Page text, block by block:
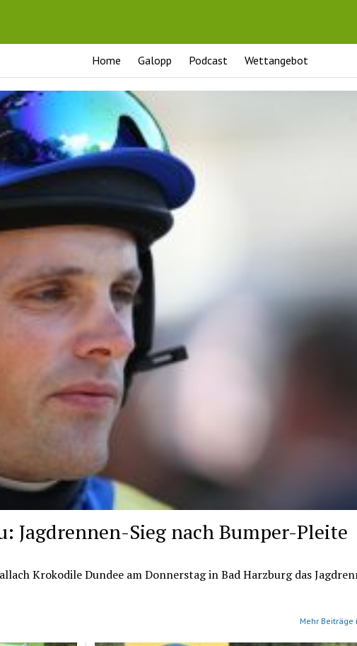
Home Galopp Podcast Wettangebot
Jagdrennen-Sieg nach Bumper-Pleite
Krokodile Dundee am Donnerstag in Bad Harzburg das
Mehr Beiträge